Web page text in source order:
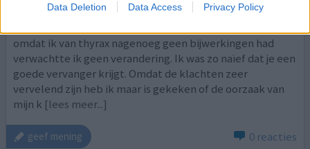
Data Deletion Data Access Privacy Policy
Gebruikte thyrax en moest over op dit medicijn. Mijn
omdat ik van thyrax nagenoeg geen bijwerkingen had
verwachtte ik geen verandering. Ik was zo naïef dat je een
goede vervanger krijgt. Omdat de klachten zeer
vervelend zijn heb ik maar is gekeken of de oorzaak van
mijn k [lees meer...]
geef mening 0 reacties